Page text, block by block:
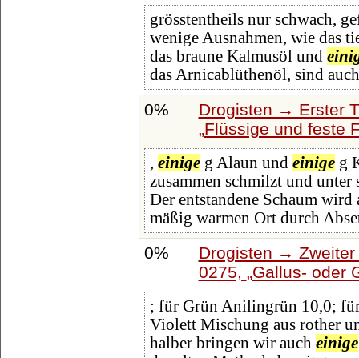
grösstentheils nur schwach,
wenige Ausnahmen, wie das
das braune Kalmusöl und
das Arnicablüthenöl, sind
0%
Drogisten → Erster
Flüssige und feste
, einigeg Alaun und einigeg
zusammen schmilzt und
Der entstandene Schaum
mäßig warmen Ort durch
0%
Drogisten →
0275,
Gallus- oder
; für Grün Anilingrün 10,0;
Violett Mischung aus rother
halber bringen wir auch einige